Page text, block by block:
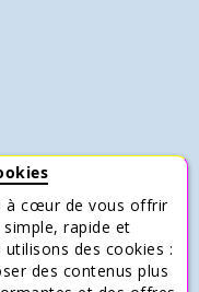
à cœur de vous offrir
rapide et
utilisons des cookies :
des contenus plus